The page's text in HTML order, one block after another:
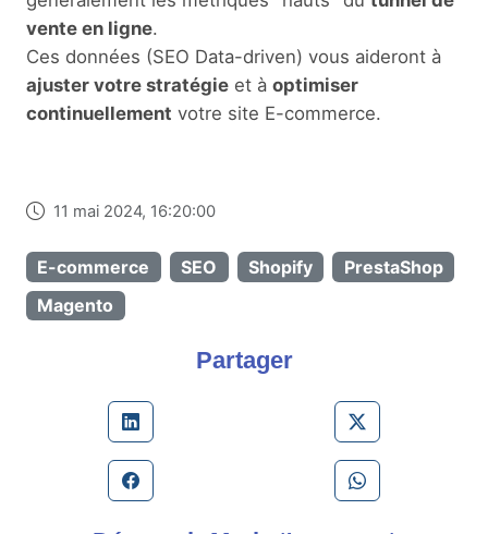
vente en ligne.
Ces données (SEO Data-driven) vous aideront à
ajuster votre stratégie et à optimiser
continuellement votre site E-commerce.
11 mai 2024, 16:20:00
E-commerce SEO Shopify
PrestaShop
Magento
Partager